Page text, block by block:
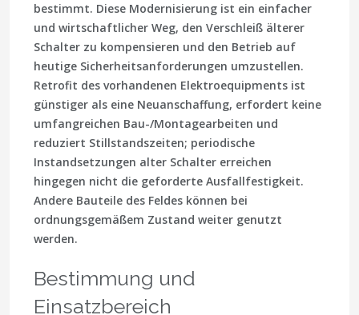
bestimmt. Diese Modernisierung ist ein einfacher
und wirtschaftlicher Weg, den Verschleiß älterer
Schalter zu kompensieren und den Betrieb auf
heutige Sicherheitsanforderungen umzustellen.
Retrofit des vorhandenen Elektroequipments ist
günstiger als eine Neuanschaffung, erfordert keine
umfangreichen Bau-/Montagearbeiten und
reduziert Stillstandszeiten; periodische
Instandsetzungen alter Schalter erreichen
hingegen nicht die geforderte Ausfallfestigkeit.
Andere Bauteile des Feldes können bei
ordnungsgemäßem Zustand weiter genutzt
werden.
Bestimmung und
Einsatzbereich